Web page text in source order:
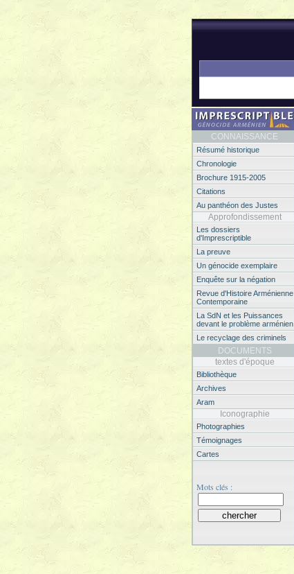
CONNAISSANCE
Résumé historique
Chronologie
Brochure 1915-2005
Citations
Au panthéon des Justes
Approfondissement
Les dossiers
d'Imprescriptible
La preuve
Un génocide exemplaire
Enquête sur la négation
Revue d'Histoire Arménienne
Contemporaine
La SdN et les Puissances
devant le problème arménien
Le recyclage des criminels
DOCUMENTS
textes d'époque
Bibliothèque
Archives
Aram
Iconographie
Photographies
Témoignages
Cartes
Mots clés :